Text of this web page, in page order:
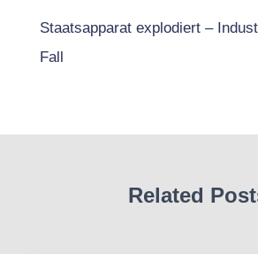
Staatsapparat explodiert –
Fall
Related